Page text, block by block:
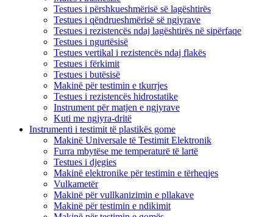
Testues i përshkueshmërisë së lagështirës
Testues i qëndrueshmërisë së ngjyrave
Testues i rezistencës ndaj lagështirës në sipërfaqe
Testues i ngurtësisë
Testues vertikal i rezistencës ndaj flakës
Testues i fërkimit
Testues i butësisë
Makinë për testimin e tkurrjes
Testues i rezistencës hidrostatike
Instrument për matjen e ngjyrave
Kuti me ngjyra-dritë
Instrumenti i testimit të plastikës gome
Makinë Universale të Testimit Elektronik
Furra mbytëse me temperaturë të lartë
Testues i djegies
Makinë elektronike për testimin e tërheqjes
Vulkametër
Makinë për vullkanizimin e pllakave
Makinë për testimin e ndikimit